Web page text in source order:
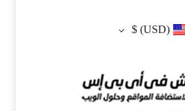
(USD)
$